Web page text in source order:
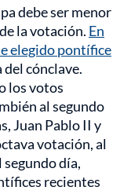
debe ser menor
la votación. En
elegido pontífice
del cónclave.
los votos
al segundo
Juan Pablo II y
votación, al
día,
recientes